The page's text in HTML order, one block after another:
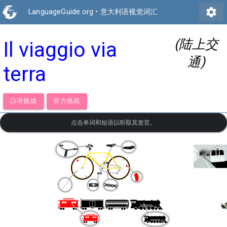
LanguageGuide.org • 意大利语视觉词汇 settings
Il viaggio via
terra
(陆上交
通)
口语挑战 听力挑战
点击单词和短语以听取其发音。